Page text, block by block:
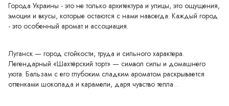
Города Украины - это не только архитектура и улицы, это ощущения,
эмоции и вкусы, которые остаются с нами навсегда. Каждый город
- это особенный аромат и ассоциация.
Луганск — город стойкости, труда и сильного характера.
Легендарный «Шахтёрский торт» — символ силы и домашнего
уюта. Бальзам с его глубоким сладким ароматом раскрывается
оттенками шоколада и карамели, даря чувство тепла .